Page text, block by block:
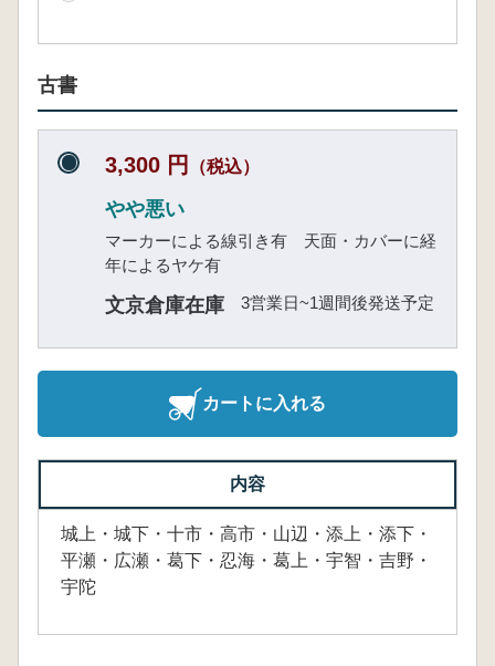
古書
3,300 円 （税込）
やや悪い
マーカーによる線引き有 天面・カバーに経
年によるヤケ有
文京倉庫在庫 3営業日~1週間後発送予定
カートに入れる
内容
城上・城下・十市・高市・山辺・添上・添下・
平瀬・広瀬・葛下・忍海・葛上・宇智・吉野・
宇陀